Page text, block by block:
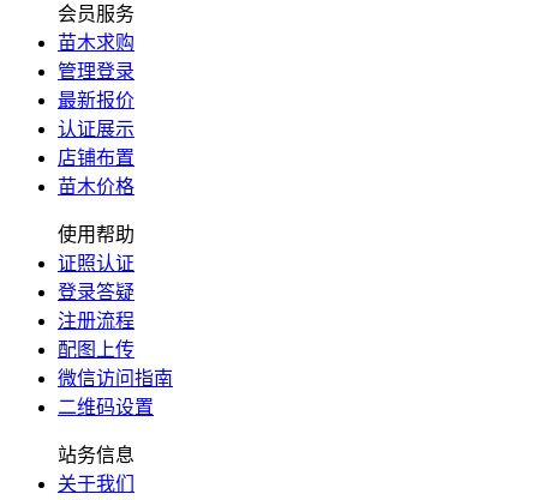
会员服务
苗木求购
管理登录
最新报价
认证展示
店铺布置
苗木价格
使用帮助
证照认证
登录答疑
注册流程
配图上传
微信访问指南
二维码设置
站务信息
关于我们